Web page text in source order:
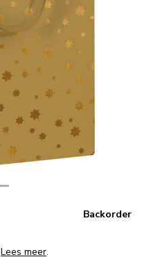
Backorder
Lees meer.